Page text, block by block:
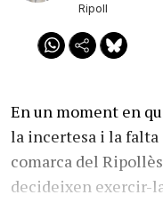
Ripoll
En un moment en
la incertesa i la
comarca del
decideixen exercir-